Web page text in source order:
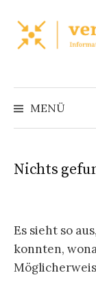
Inhalt
überspringen
MENÜ
Nichts
Es sieht so
konnten,